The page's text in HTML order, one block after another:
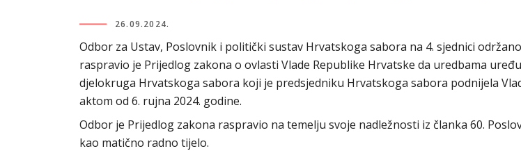
26.09.2024.
Odbor za Ustav, Poslovnik i politički sustav Hrvatskoga sabora na 4. sjednici
raspravio je Prijedlog zakona o ovlasti Vlade Republike Hrvatske da uredbama
djelokruga Hrvatskoga sabora koji je predsjedniku Hrvatskoga sabora podnijela
aktom od 6. rujna 2024. godine.
Odbor je Prijedlog zakona raspravio na temelju svoje nadležnosti iz članka 60.
kao matično radno tijelo.